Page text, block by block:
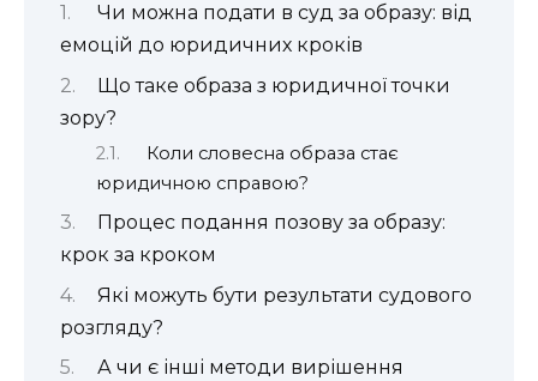
Чи можна подати в суд за образу: від
емоцій до юридичних кроків
Що таке образа з юридичної точки
зору?
Коли словесна образа стає
юридичною справою?
Процес подання позову за образу:
крок за кроком
Які можуть бути результати судового
розгляду?
А чи є інші методи вирішення